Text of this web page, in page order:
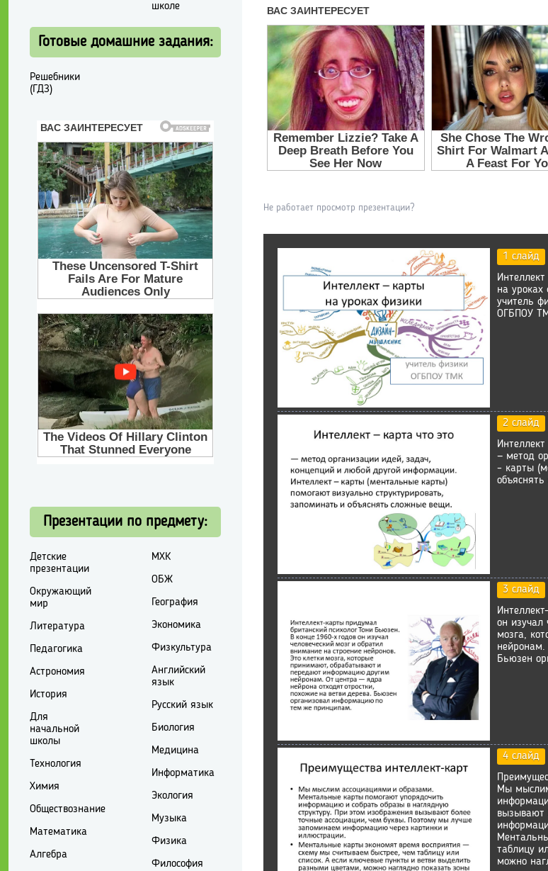
Не работает просмотр презентации?
1 слайд
на уроках
учитель
ОГБПОУ
2 слайд
— метод
– карты
3 слайд
он изучал
мозга,
нейронам.
Бьюзен
4 слайд
Мы
вызывают
таблицу
можно
школе
Готовые домашние задания:
Решебники
(ГДЗ)
Презентации по предмету:
Детские
презентации
Окружающий
мир
Литература
Педагогика
Астрономия
История
Для
начальной
школы
Технология
Химия
Обществознание
Математика
Алгебра
МХК
ОБЖ
География
Экономика
Физкультура
Английский
язык
Русский язык
Биология
Медицина
Информатика
Экология
Музыка
Физика
Философия